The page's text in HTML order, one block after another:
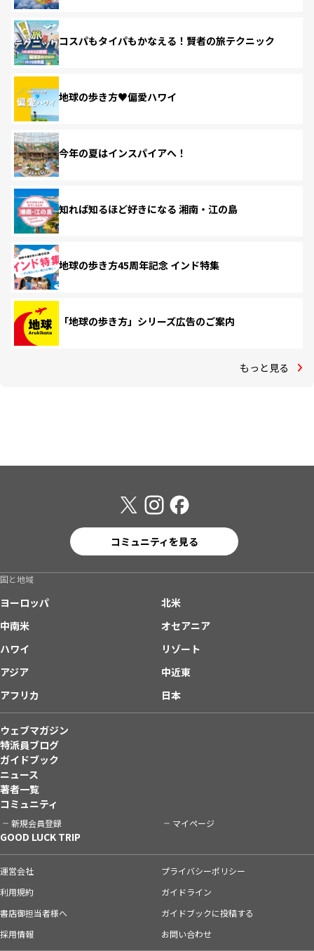
コスパもタイパもかなえる！賢者の旅テクニック
地球の歩き方♥偏愛ハワイ
今年の夏はインスパイアへ！
知れば知るほど好きになる 湘南・江の島
地球の歩き方45周年記念 インド特集
「地球の歩き方」シリーズ広告のご案内
もっと見る
コミュニティを見る
国と地域
ヨーロッパ
北米
中南米
オセアニア
ハワイ
リゾート
アジア
中近東
アフリカ
日本
ウェブマガジン
特派員ブログ
ガイドブック
ニュース
著者一覧
コミュニティ
新規会員登録 マイページ
GOOD LUCK TRIP
運営会社
プライバシーポリシー
利用規約
ガイドライン
書店御担当者様へ
ガイドブックに投稿する
採用情報
お問い合わせ